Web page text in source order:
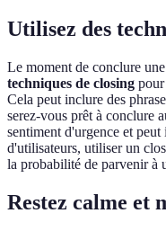
Utilisez des
Le moment de conclure
techniques de closing
Cela peut inclure des
serez-vous prêt à conclure
sentiment d'urgence et
d'utilisateurs, utiliser un
la probabilité de parvenir à
Restez calme et